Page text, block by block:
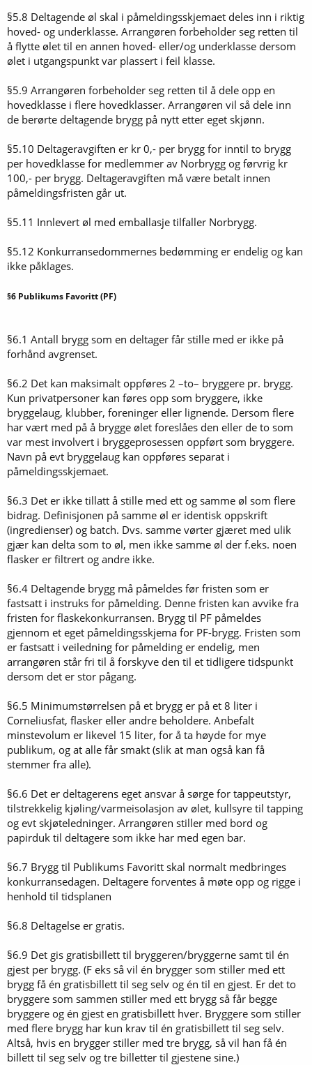
§5.8 Deltagende øl skal i påmeldingsskjemaet deles inn i riktig
hoved- og underklasse. Arrangøren forbeholder seg retten til
å flytte ølet til en annen hoved- eller/og underklasse dersom
ølet i utgangspunkt var plassert i feil klasse.
§5.9 Arrangøren forbeholder seg retten til å dele opp en
hovedklasse i flere hovedklasser. Arrangøren vil så dele inn
de berørte deltagende brygg på nytt etter eget skjønn.
§5.10 Deltageravgiften er kr 0,- per brygg for inntil to brygg
per hovedklasse for medlemmer av Norbrygg og førvrig kr
100,- per brygg. Deltageravgiften må være betalt innen
påmeldingsfristen går ut.
§5.11 Innlevert øl med emballasje tilfaller Norbrygg.
§5.12 Konkurransedommernes bedømming er endelig og kan
ikke påklages.
§6 Publikums Favoritt (PF)
§6.1 Antall brygg som en deltager får stille med er ikke på
forhånd avgrenset.
§6.2 Det kan maksimalt oppføres 2 –to– bryggere pr. brygg.
Kun privatpersoner kan føres opp som bryggere, ikke
bryggelaug, klubber, foreninger eller lignende. Dersom flere
har vært med på å brygge ølet foreslåes den eller de to som
var mest involvert i bryggeprosessen oppført som bryggere.
Navn på evt bryggelaug kan oppføres separat i
påmeldingsskjemaet.
§6.3 Det er ikke tillatt å stille med ett og samme øl som flere
bidrag. Definisjonen på samme øl er identisk oppskrift
(ingredienser) og batch. Dvs. samme vørter gjæret med ulik
gjær kan delta som to øl, men ikke samme øl der f.eks. noen
flasker er filtrert og andre ikke.
§6.4 Deltagende brygg må påmeldes før fristen som er
fastsatt i instruks for påmelding. Denne fristen kan avvike fra
fristen for flaskekonkurransen. Brygg til PF påmeldes
gjennom et eget påmeldingsskjema for PF-brygg. Fristen som
er fastsatt i veiledning for påmelding er endelig, men
arrangøren står fri til å forskyve den til et tidligere tidspunkt
dersom det er stor pågang.
§6.5 Minimumstørrelsen på et brygg er på et 8 liter i
Corneliusfat, flasker eller andre beholdere. Anbefalt
minstevolum er likevel 15 liter, for å ta høyde for mye
publikum, og at alle får smakt (slik at man også kan få
stemmer fra alle).
§6.6 Det er deltagerens eget ansvar å sørge for tappeutstyr,
tilstrekkelig kjøling/varmeisolasjon av ølet, kullsyre til tapping
og evt skjøteledninger. Arrangøren stiller med bord og
papirduk til deltagere som ikke har med egen bar.
§6.7 Brygg til Publikums Favoritt skal normalt medbringes
konkurransedagen. Deltagere forventes å møte opp og rigge i
henhold til tidsplanen
§6.8 Deltagelse er gratis.
§6.9 Det gis gratisbillett til bryggeren/bryggerne samt til én
gjest per brygg. (F eks så vil én brygger som stiller med ett
brygg få én gratisbillett til seg selv og én til en gjest. Er det to
bryggere som sammen stiller med ett brygg så får begge
bryggere og én gjest en gratisbillett hver. Bryggere som stiller
med flere brygg har kun krav til én gratisbillett til seg selv.
Altså, hvis en brygger stiller med tre brygg, så vil han få én
billett til seg selv og tre billetter til gjestene sine.)